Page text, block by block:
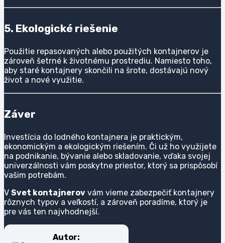
5. Ekologické riešenie
Použitie repasovaných alebo použitých kontajnerov je
zároveň šetrné k životnému prostrediu. Namiesto toho,
aby staré kontajnery skončili na šrote, dostávajú nový
život a nové využitie.
Záver
Investícia do lodného kontajnera je praktickým,
ekonomickým a ekologickým riešením. Či už ho využijete
na podnikanie, bývanie alebo skladovanie, vďaka svojej
univerzálnosti vám poskytne priestor, ktorý sa prispôsobí
vašim potrebám.
V Svet kontajnerov vám vieme zabezpečiť kontajnery
rôznych typov a veľkostí, a zároveň poradíme, ktorý je
pre vás ten najvhodnejší.
Autor: